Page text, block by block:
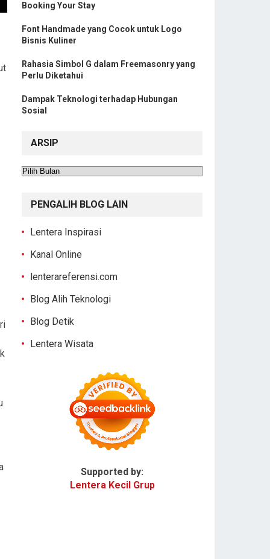
Booking Your Stay
Font Handmade yang Cocok untuk Logo
Bisnis Kuliner
Rahasia Simbol G dalam Freemasonry yang
Perlu Diketahui
Dampak Teknologi terhadap Hubungan
Sosial
ARSIP
Arsip
PENGALIH BLOG LAIN
Lentera Inspirasi
Kanal Online
lenterareferensi.com
Blog Alih Teknologi
Blog Detik
Lentera Wisata
Supported by:
Lentera Kecil Grup